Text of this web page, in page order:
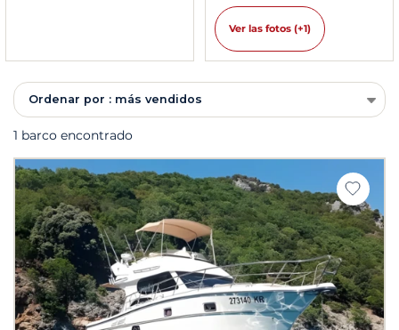
Ver las fotos (+1)
Ordenar por : más vendidos
1 barco encontrado